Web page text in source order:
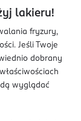
lakieru!
fryzury,
Jeśli Twoje
dobrany
wyglądać